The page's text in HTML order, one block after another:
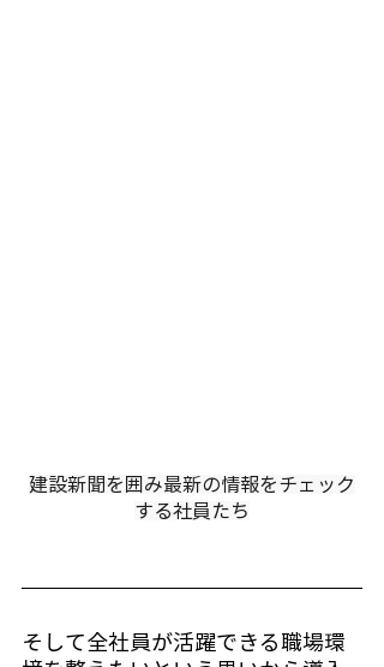
建設新聞を囲み最新の情報をチェック
する社員たち
そして全社員が活躍できる職場環